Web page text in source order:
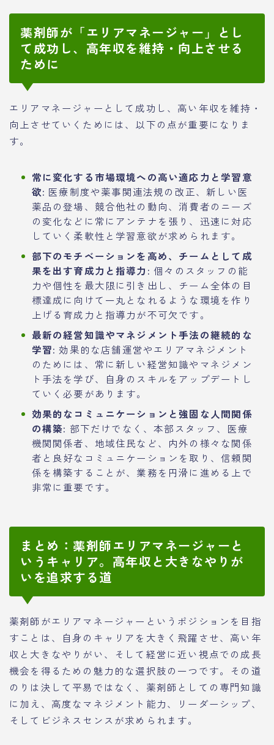
薬剤師が「エリアマネージャー」とし
て成功し、高年収を維持・向上させる
ために
エリアマネージャーとして成功し、高い年収を維持・
向上させていくためには、以下の点が重要になりま
す。
常に変化する市場環境への高い適応力と学習意
欲: 医療制度や薬事関連法規の改正、新しい医
薬品の登場、競合他社の動向、消費者のニーズ
の変化などに常にアンテナを張り、迅速に対応
していく柔軟性と学習意欲が求められます。
部下のモチベーションを高め、チームとして成
果を出す育成力と指導力: 個々のスタッフの能
力や個性を最大限に引き出し、チーム全体の目
標達成に向けて一丸となれるような環境を作り
上げる育成力と指導力が不可欠です。
最新の経営知識やマネジメント手法の継続的な
学習: 効果的な店舗運営やエリアマネジメント
のためには、常に新しい経営知識やマネジメン
ト手法を学び、自身のスキルをアップデートし
ていく必要があります。
効果的なコミュニケーションと強固な人間関係
の構築: 部下だけでなく、本部スタッフ、医療
機関関係者、地域住民など、内外の様々な関係
者と良好なコミュニケーションを取り、信頼関
係を構築することが、業務を円滑に進める上で
非常に重要です。
まとめ：薬剤師エリアマネージャーと
いうキャリア。高年収と大きなやりが
いを追求する道
薬剤師がエリアマネージャーというポジションを目指
すことは、自身のキャリアを大きく飛躍させ、高い年
収と大きなやりがい、そして経営に近い視点での成長
機会を得るための魅力的な選択肢の一つです。その道
のりは決して平易ではなく、薬剤師としての専門知識
に加え、高度なマネジメント能力、リーダーシップ、
そしてビジネスセンスが求められます。